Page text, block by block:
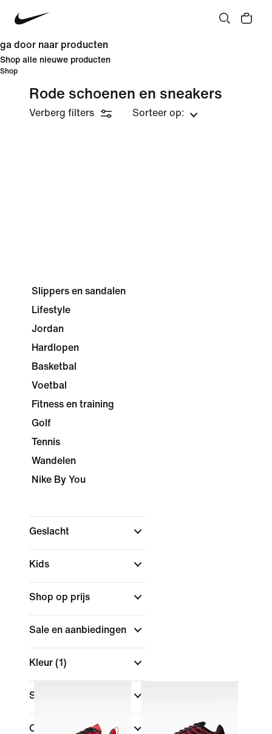
ga door naar producten
Shop alle nieuwe producten
Shop
Rode schoenen en sneakers
Verberg filters Sorteer op:
Slippers en sandalen
Lifestyle
Jordan
Hardlopen
Basketbal
Voetbal
Fitness en training
Golf
Tennis
Wandelen
Nike By You
Geslacht
Kids
Shop op prijs
Sale en aanbiedingen
Kleur (1)
Schoenhoogte
Collecties